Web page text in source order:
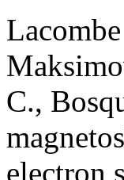
Lacombe
C.,
electron